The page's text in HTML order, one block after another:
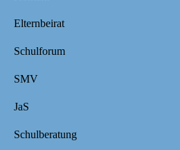
Elternbeirat
Schulforum
SMV
JaS
Schulberatung